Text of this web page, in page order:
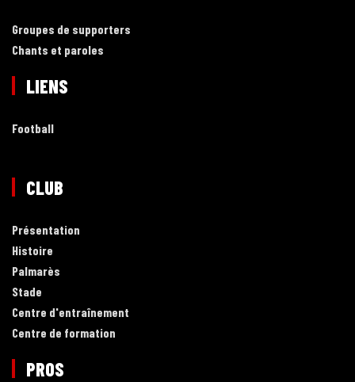
Groupes de supporters
Chants et paroles
LIENS
Football
CLUB
Présentation
Histoire
Palmarès
Stade
Centre d'entraînement
Centre de formation
PROS